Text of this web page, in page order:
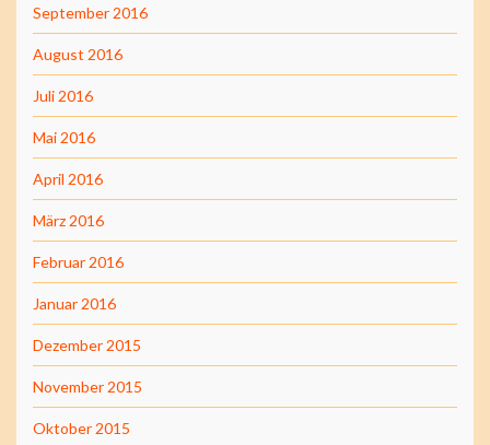
September 2016
August 2016
Juli 2016
Mai 2016
April 2016
März 2016
Februar 2016
Januar 2016
Dezember 2015
November 2015
Oktober 2015